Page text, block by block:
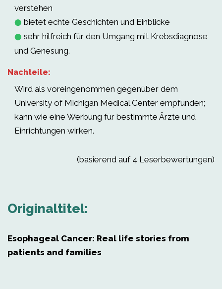
verstehen
⬤ bietet echte Geschichten und Einblicke
⬤ sehr hilfreich für den Umgang mit Krebsdiagnose
und Genesung.
Nachteile:
Wird als voreingenommen gegenüber dem
University of Michigan Medical Center empfunden;
kann wie eine Werbung für bestimmte Ärzte und
Einrichtungen wirken.
(basierend auf 4 Leserbewertungen)
Originaltitel:
Esophageal Cancer: Real life stories from
patients and families